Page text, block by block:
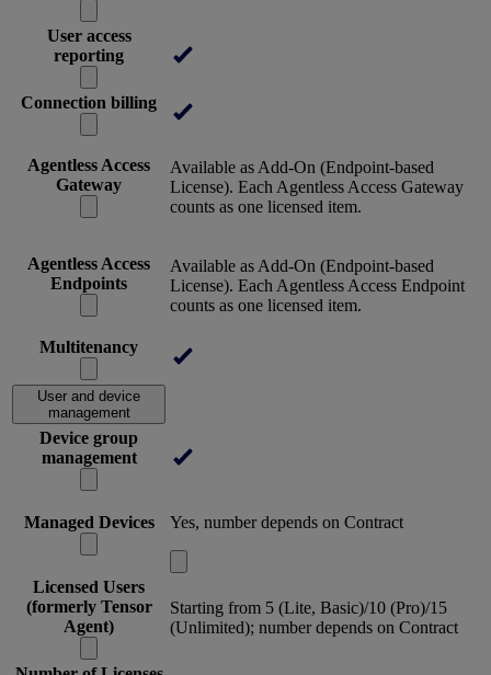
User access
reporting
Connection billing
Agentless Access
Gateway
Available as Add-On (Endpoint-based
License). Each Agentless Access Gateway
counts as one licensed item.
Agentless Access
Endpoints
Available as Add-On (Endpoint-based
License). Each Agentless Access Endpoint
counts as one licensed item.
Multitenancy
User and device
management
Device group
management
Managed Devices Yes, number depends on Contract
Licensed Users
(formerly Tensor
Agent)
Starting from 5 (Lite, Basic)/10 (Pro)/15
(Unlimited); number depends on Contract